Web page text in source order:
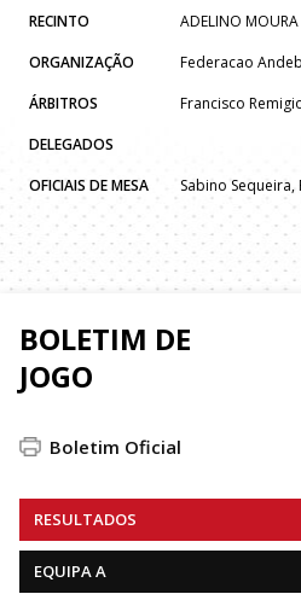
RECINTO
ADELINO MOURA
ORGANIZAÇÃO
Federacao
ÁRBITROS
Francisco
DELEGADOS
OFICIAIS DE MESA
Sabino
BOLETIM DE
JOGO
Boletim Oficial
RESULTADOS
EQUIPA A